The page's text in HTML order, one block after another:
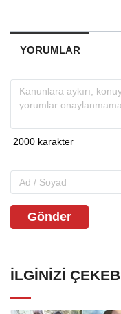
YORUMLAR
Gönder
İLGINIZI